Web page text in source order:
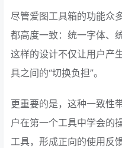
尽管爱图工具箱的功能众
都高度一致：统一字体、
这样的设计不仅让用户产
具之间的“切换负担”。
更重要的是，这种一致性
户在第一个工具中学会的
工具，形成正向的使用反